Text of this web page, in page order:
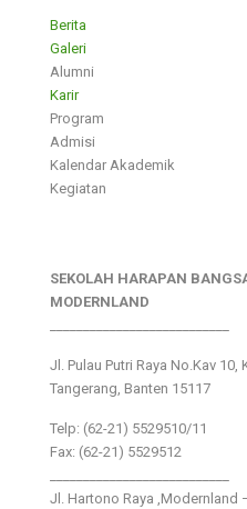
Berita
Galeri
Alumni
Karir
Program
Admisi
Kalendar Akademik
Kegiatan
SEKOLAH HARAPAN
MODERNLAND
Jl. Pulau Putri Raya No.Kav
Tangerang, Banten 15117
Telp: (62-21) 5529510/11
Fax: (62-21) 5529512
Jl. Hartono Raya ,Modernland